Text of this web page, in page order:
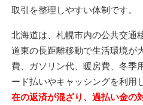
取引を整理しやすい体制です。
北海道は、札幌市内の公共交通
道東の長距離移動で生活環境が
費、ガソリン代、暖房費、冬季
ード払いやキャッシングを利用
在の返済が混ざり、過払い金の